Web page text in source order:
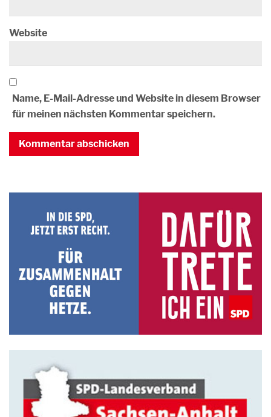
Website
Name, E-Mail-Adresse und Website in diesem Browser
für meinen nächsten Kommentar speichern.